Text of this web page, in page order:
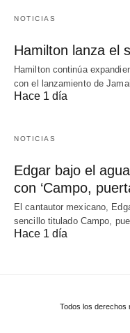
NOTICIAS
Hamilton lanza el
Hamilton continúa
con el lanzamiento de
Hace 1 día
NOTICIAS
Edgar bajo el
con ‘Campo,
El cantautor mexicano,
sencillo titulado Campo,
Hace 1 día
Todos los derechos